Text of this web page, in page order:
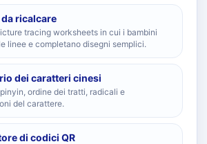
ricalcare
tracing worksheets in cui i bambini
linee e completano disegni semplici.
dei caratteri cinesi
ordine dei tratti, radicali e
del carattere.
di codici QR